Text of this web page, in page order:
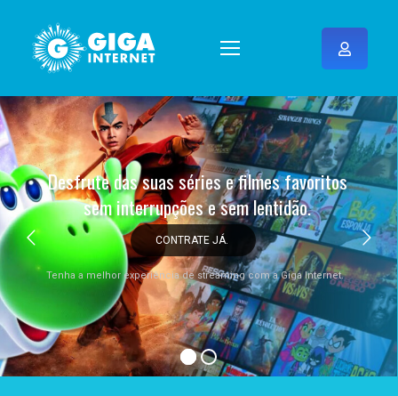
Desfrute das suas séries e filmes favoritos
sem interrupções e sem lentidão.
CONTRATE JÁ.
Tenha a melhor experiência de streaming com a Giga Internet.